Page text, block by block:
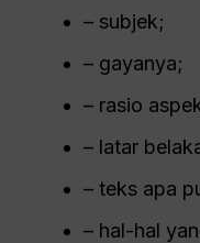
– subjek;
– gayanya;
– rasio
– latar
– teks apa
– hal-hal